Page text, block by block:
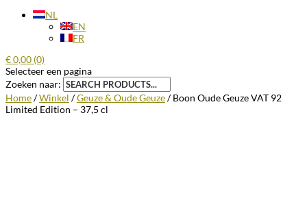
NL
EN
FR
€0,00 (0)
Selecteer een pagina
Zoeken naar:
Home/Winkel /Geuze & Oude Geuze/ Boon Oude Geuze VAT 92
Limited Edition – 37,5 cl